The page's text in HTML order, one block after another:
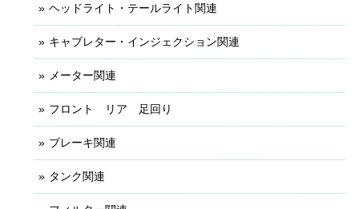
ヘッドライト・テールライト関連
キャブレター・インジェクション関連
メーター関連
フロント リア 足回り
ブレーキ関連
タンク関連